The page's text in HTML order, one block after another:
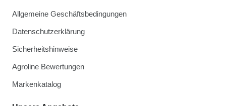
Allgemeine Geschäftsbedingungen
Datenschutzerklärung
Sicherheitshinweise
Agroline Bewertungen
Markenkatalog